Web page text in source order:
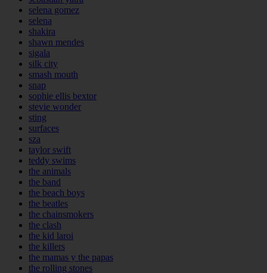
selena gomez
selena
shakira
shawn mendes
sigala
silk city
smash mouth
snap
sophie ellis bextor
stevie wonder
sting
surfaces
sza
taylor swift
teddy swims
the animals
the band
the beach boys
the beatles
the chainsmokers
the clash
the kid laroi
the killers
the mamas y the papas
the rolling stones